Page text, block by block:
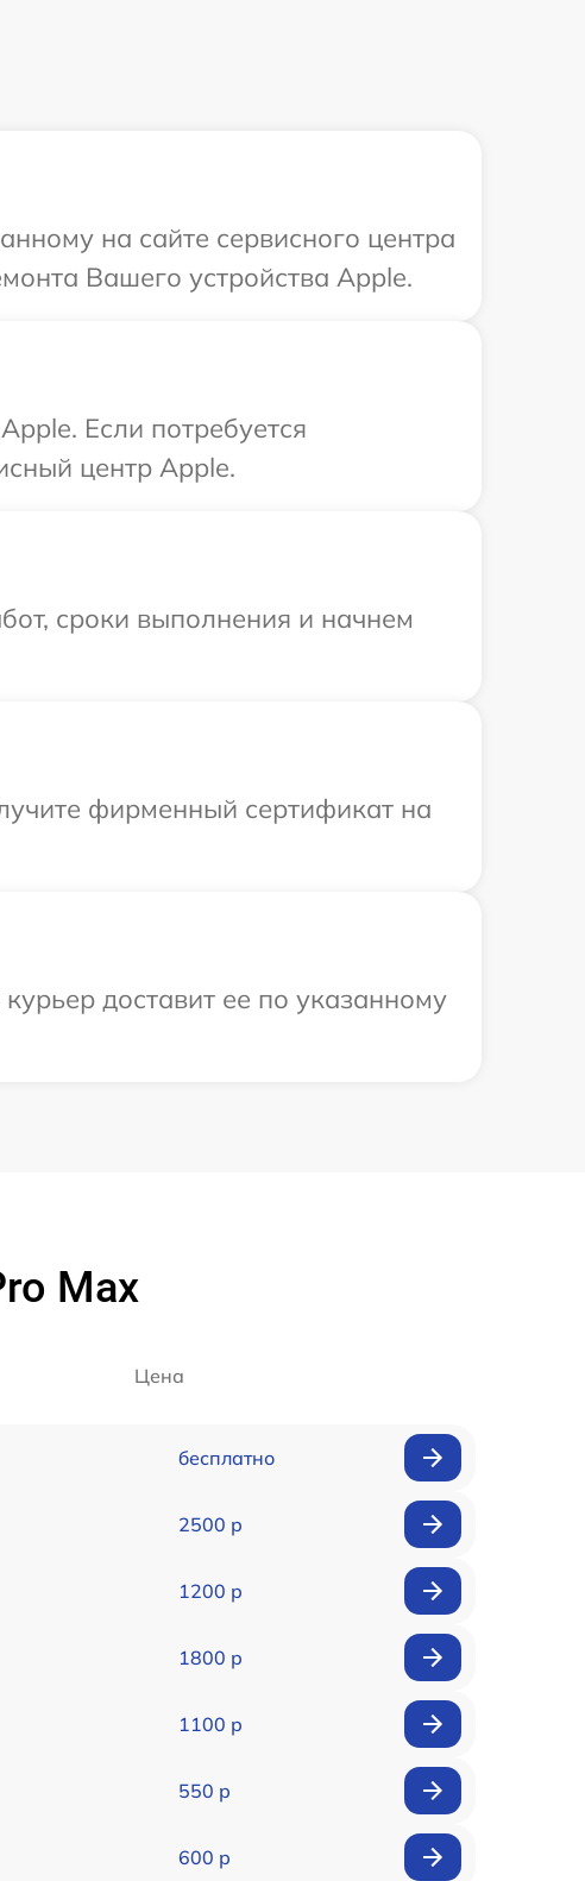
на сайте сервисного центра
Вашего устройства Apple.
Если потребуется
центр Apple.
сроки выполнения и начнем
фирменный сертификат на
доставит ее по указанному
Max
Цена
бесплатно
2500 р
1200 р
1800 р
1100 р
550 р
600 р